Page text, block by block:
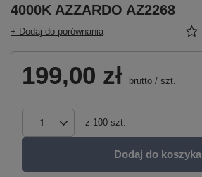
4000K AZZARDO AZ2268
+ Dodaj do porównania
199,00 zł brutto / szt.
z 100 szt.
Dodaj do koszyka